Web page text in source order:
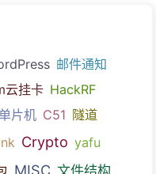
邮件通知
云挂卡 HackRF
单片机 C51 隧道
Crypto yafu
MISC 文件结构